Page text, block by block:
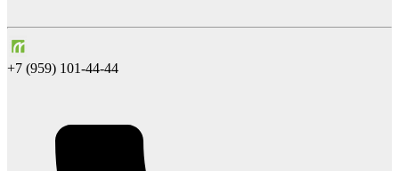
+7 (959) 101-44-44